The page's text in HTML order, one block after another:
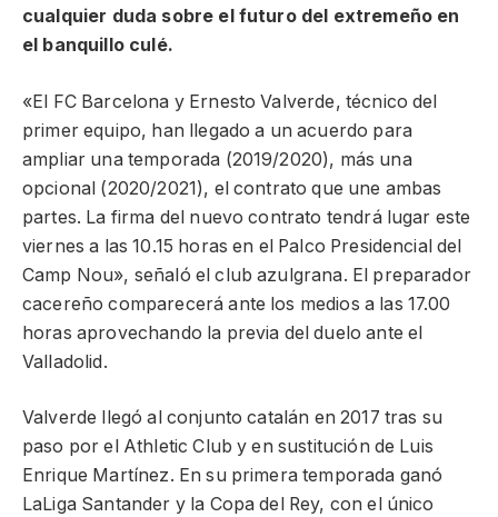
cualquier duda sobre el futuro del extremeño en
el banquillo culé.
«El FC Barcelona y Ernesto Valverde, técnico del
primer equipo, han llegado a un acuerdo para
ampliar una temporada (2019/2020), más una
opcional (2020/2021), el contrato que une ambas
partes. La firma del nuevo contrato tendrá lugar este
viernes a las 10.15 horas en el Palco Presidencial del
Camp Nou», señaló el club azulgrana. El preparador
cacereño comparecerá ante los medios a las 17.00
horas aprovechando la previa del duelo ante el
Valladolid.
Valverde llegó al conjunto catalán en 2017 tras su
paso por el Athletic Club y en sustitución de Luis
Enrique Martínez. En su primera temporada ganó
LaLiga Santander y la Copa del Rey, con el único